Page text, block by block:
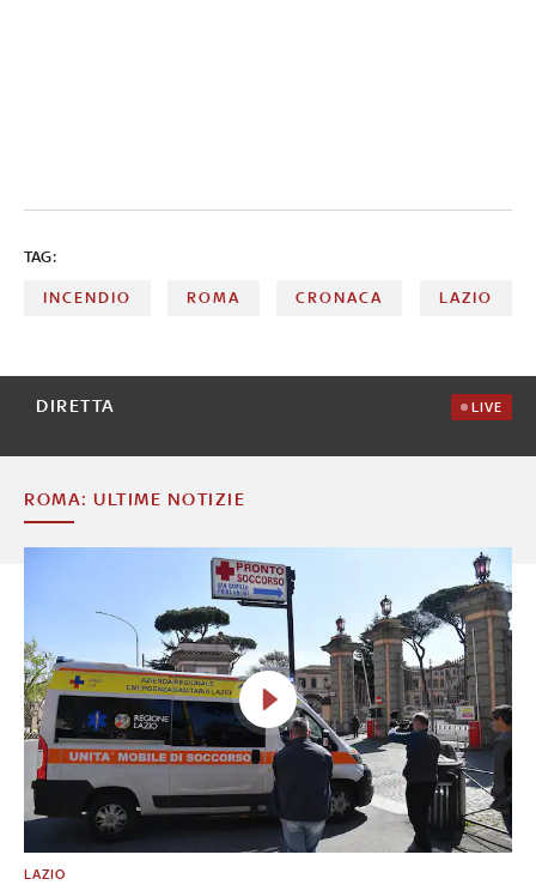
TAG:
INCENDIO ROMA CRONACA LAZIO
DIRETTA LIVE
ROMA: ULTIME NOTIZIE
LAZIO